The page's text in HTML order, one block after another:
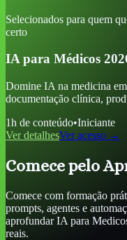
Selecionados para quem
certo
IA para Médicos
Domine IA na medicina
documentação clínica,
1h de conteúdo•Iniciante
Ver detalhesVer acesso →
Comece pelo
Comece com formação
prompts, agentes e
aprofundarIA para
reais.